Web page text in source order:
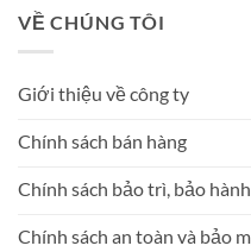
VỀ CHÚNG TÔI
Giới thiệu về công ty
Chính sách bán hàng
Chính sách bảo trì, bảo hành
Chính sách an toàn và bảo